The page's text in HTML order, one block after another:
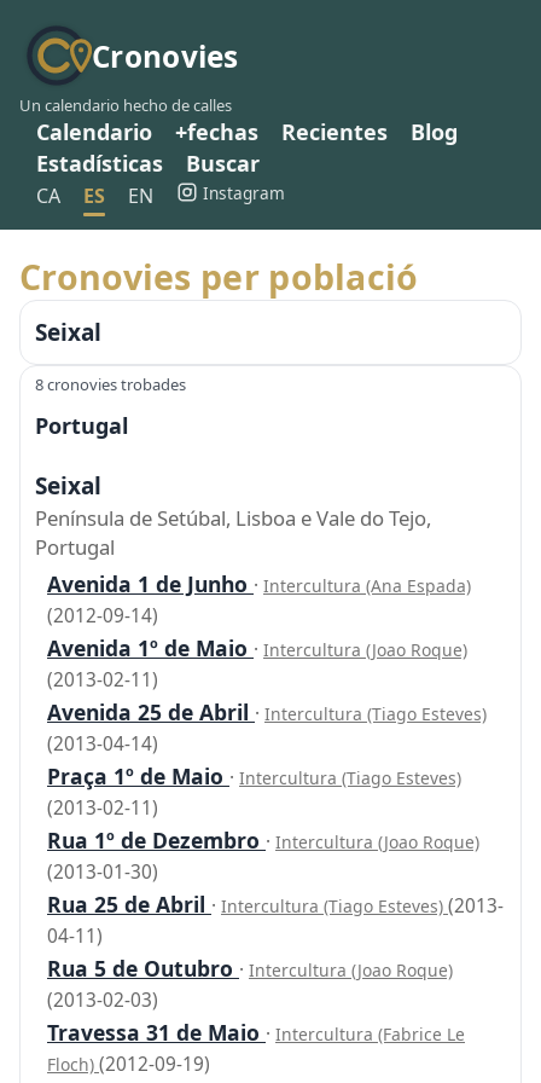
Cronovies
Un calendario hecho de calles
Calendario +fechas Recientes
Blog
Estadísticas
Buscar
CA ES EN Instagram
Cronovies per població
Seixal
8 cronovies trobades
Portugal
Seixal
Península de Setúbal, Lisboa e Vale do Tejo,
Portugal
Avenida 1 de Junho · Intercultura (Ana Espada)
(2012-09-14)
Avenida 1º de Maio · Intercultura (Joao Roque)
(2013-02-11)
Avenida 25 de Abril · Intercultura (Tiago Esteves)
(2013-04-14)
Praça 1º de Maio · Intercultura (Tiago Esteves)
(2013-02-11)
Rua 1º de Dezembro · Intercultura (Joao Roque)
(2013-01-30)
Rua 25 de Abril · Intercultura (Tiago Esteves) (2013-
04-11)
Rua 5 de Outubro · Intercultura (Joao Roque)
(2013-02-03)
Travessa 31 de Maio · Intercultura (Fabrice Le
Floch) (2012-09-19)